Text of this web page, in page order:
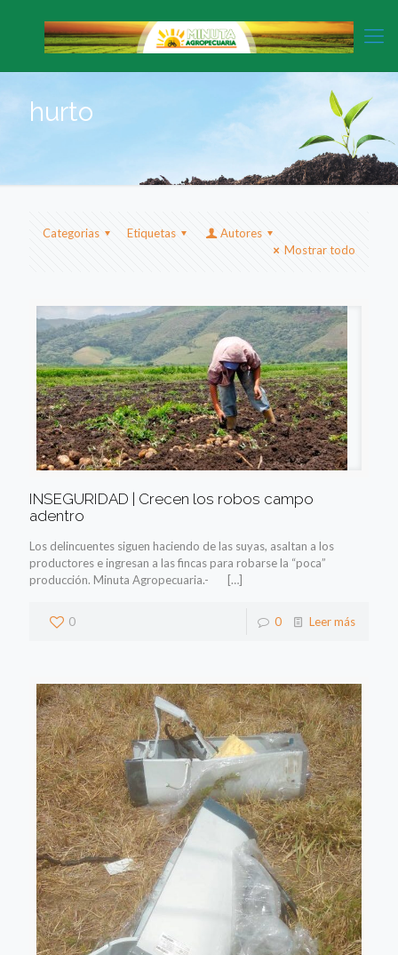
hurto
Categorias Etiquetas
Autores
Mostrar todo
INSEGURIDAD | Crecen los robos campo
adentro
Los delincuentes siguen haciendo de las suyas, asaltan a los
productores e ingresan a las fincas para robarse la “poca”
producción. Minuta Agropecuaria.-
[…]
0 0 Leer más